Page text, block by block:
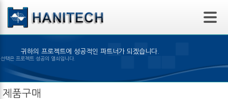
본문 바로가기
귀하의 프로젝트에 성공적인 파트너가 되겠습니다.
제품의 선택은 프로젝트 성공의 열쇠입니다.
제품구매